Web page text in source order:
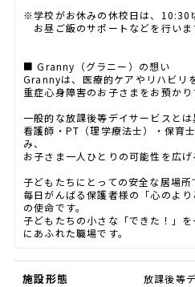
※学校がお休みの休校日は、10:30
お昼ご飯のサポートなどを行いま
■ Granny（グラニー）の想い
Grannyは、医療的ケアやリハビリ
重症心身障害のお子さまをお預かり
一般的な放課後等デイサービスとは
看護師・PT（理学療法士）・保育
み、
お子さま一人ひとりの可能性を広げ
子どもたちにとっての安全な居場所
毎日がんばる保護者様の「心のよ
の使命です。
子どもたちの小さな「できた！」
にあふれた職場です。
施設形態 放課後等